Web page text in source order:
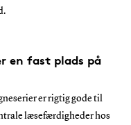
en fast plads på
er rigtig gode til
læsefærdigheder hos